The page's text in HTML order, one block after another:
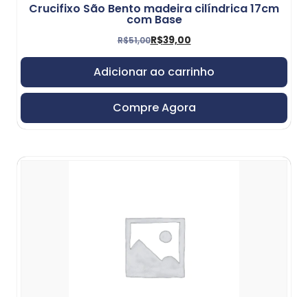
Crucifixo São Bento madeira cilíndrica 17cm
com Base
R$51,00R$39,00
Adicionar ao carrinho
Compre Agora